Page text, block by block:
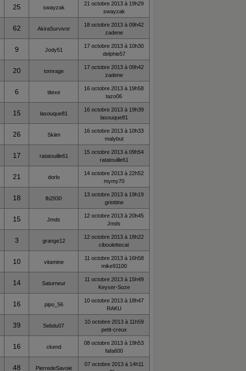
25 swayzak
21 octobre 2013 à 19h29
swayzak
62 AkiraSurvivor
18 octobre 2013 à 09h42
zadene
9 Jody51
17 octobre 2013 à 10h30
delphie57
20 tomrage
17 octobre 2013 à 09h42
zadene
6 titexe
16 octobre 2013 à 19h58
tazo06
15 lasouque81
16 octobre 2013 à 19h39
lasouque81
26 Skiim
16 octobre 2013 à 10h33
malybut
17 ratatouille61
15 octobre 2013 à 09h54
ratatouille61
21 dorlo
14 octobre 2013 à 22h52
mymy70
18 fb2930
13 octobre 2013 à 19h19
griottine
15 Jmds
12 octobre 2013 à 20h45
Jmds
3 grange12
12 octobre 2013 à 18h22
ciboulettecat
10 vitamine
11 octobre 2013 à 16h58
mike91100
14 Saturneur
11 octobre 2013 à 15h49
Keyser-Soze
16 pipo_56
10 octobre 2013 à 18h47
RAKU
39 Sebdu07
10 octobre 2013 à 11h59
petit-creux
16 ckend
08 octobre 2013 à 19h53
fafa600
48 PierredeSavoie
07 octobre 2013 à 14h11